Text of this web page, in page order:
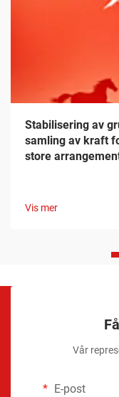
Stabilisering av
samling av kraft
store
Vis mer
Vår
E-post